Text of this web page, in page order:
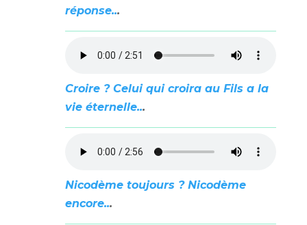
réponse...
Croire ? Celui qui croira au Fils a la
vie éternelle...
Nicodème toujours ? Nicodème
encore...